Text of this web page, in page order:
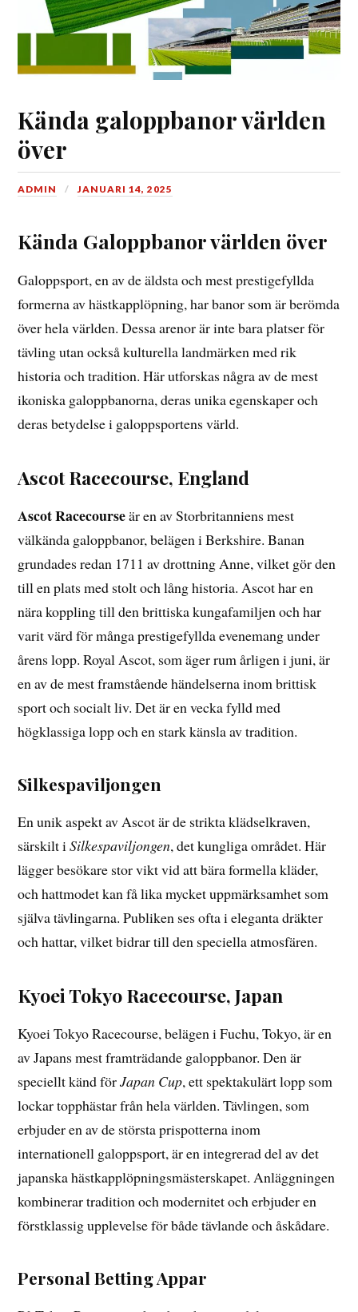
Kända galoppbanor världen
över
ADMIN JANUARI 14, 2025
Kända Galoppbanor världen över
Galoppsport, en av de äldsta och mest prestigefyllda
formerna av hästkapplöpning, har banor som är berömda
över hela världen. Dessa arenor är inte bara platser för
tävling utan också kulturella landmärken med rik
historia och tradition. Här utforskas några av de mest
ikoniska galoppbanorna, deras unika egenskaper och
deras betydelse i galoppsportens värld.
Ascot Racecourse, England
Ascot Racecourseär en av Storbritanniens mest
välkända galoppbanor, belägen i Berkshire. Banan
grundades redan 1711 av drottning Anne, vilket gör den
till en plats med stolt och lång historia. Ascot har en
nära koppling till den brittiska kungafamiljen och har
varit värd för många prestigefyllda evenemang under
årens lopp. Royal Ascot, som äger rum årligen i juni, är
en av de mest framstående händelserna inom brittisk
sport och socialt liv. Det är en vecka fylld med
högklassiga lopp och en stark känsla av tradition.
Silkespaviljongen
En unik aspekt av Ascot är de strikta klädselkraven,
särskilt iSilkespaviljongen, det kungliga området. Här
lägger besökare stor vikt vid att bära formella kläder,
och hattmodet kan få lika mycket uppmärksamhet som
själva tävlingarna. Publiken ses ofta i eleganta dräkter
och hattar, vilket bidrar till den speciella atmosfären.
Kyoei Tokyo Racecourse, Japan
Kyoei Tokyo Racecourse, belägen i Fuchu, Tokyo, är en
av Japans mest framträdande galoppbanor. Den är
speciellt känd förJapan Cup, ett spektakulärt lopp som
lockar topphästar från hela världen. Tävlingen, som
erbjuder en av de största prispotterna inom
internationell galoppsport, är en integrerad del av det
japanska hästkapplöpningsmästerskapet. Anläggningen
kombinerar tradition och modernitet och erbjuder en
förstklassig upplevelse för både tävlande och åskådare.
Personal Betting Appar